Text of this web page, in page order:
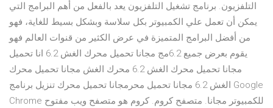
التلفزيون. برنامج تشغيل التلفزيون يعد بالفعل من أهم البرامج التي
يمكن أن تعمل علي الكمبيوتر بكل سلاسة وبشكل بسيط للغاية، فهو
من أفضل البرامج المتميزة في عرض الكثير من قنوات العالم فهو
يقوم بعرض جميع 6.2مج مجانا تحميل محرك الغش 6.2 انا تحميل
مجانا تحميل محرك الغش 6.2 محرك الغش مجانا تحميل محرك
الغش 6.2 مجانا تحميل محرمجانا تحميل محرك تنزيل برنامج Google
Chrome للكمبيوتر مجانا. متصفح كروم. كروم هو متصفح ويب مفتوح